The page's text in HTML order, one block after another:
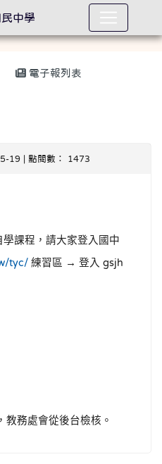
電子報列表
19 | 點閱數： 1473
課程，請大家登入國中
tyc/ 練習區 → 登入 gsjh
教務處會從後台檢核。
中學